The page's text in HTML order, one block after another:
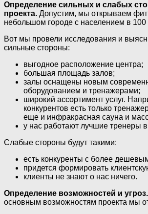
Определение сильных и слабых
проекта. Допустим, мы открываем
небольшом городе с населением в 100
Вот мы провели исследования и
сильные стороны:
выгодное расположение центра;
большая площадь залов;
залы оснащены новым
оборудованием и тренажерами;
широкий ассортимент услуг.
конкурентов есть только
еще и инфракрасная сауна и
у нас работают лучшие тренеры в
Слабые стороны будут такими:
есть конкуренты с более
придется формировать
клиенты не знают о нас ничего.
Определение возможностей и угроз.
основным возможностям проекта мы